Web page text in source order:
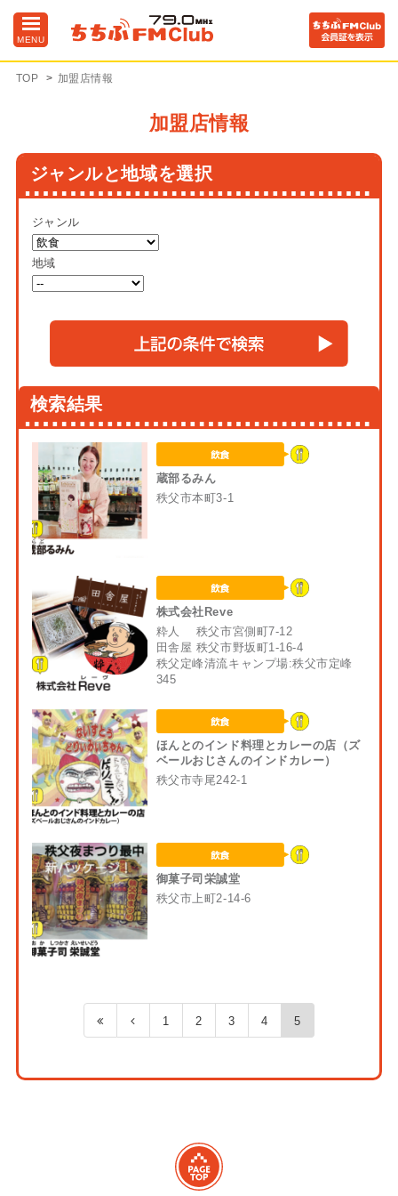
MENU
TOP 加盟店情報
加盟店情報
ジャンルと地域を選択
ジャンル
地域
検索結果
蔵部るみん
秩父市本町3-1
株式会社Reve
粋人 秩父市宮側町7-12
田舎屋 秩父市野坂町1-16-4
秩父定峰清流キャンプ場:秩父市定峰
345
ほんとのインド料理とカレーの店（ズ
ベールおじさんのインドカレー）
秩父市寺尾242-1
御菓子司栄誠堂
秩父市上町2-14-6
1 2 3 4 5